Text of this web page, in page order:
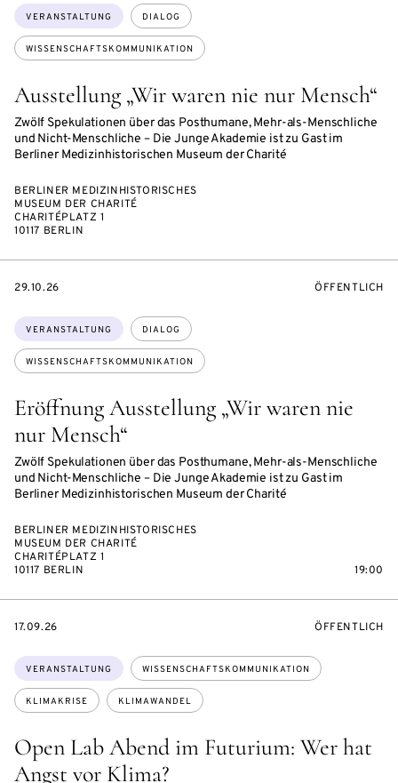
Ausstellung „Wir waren nie nur Mensch“
Zwölf Spekulationen über das Posthumane, Mehr-als-Menschliche
und Nicht-Menschliche – Die Junge Akademie ist zu Gast im
Berliner Medizinhistorischen Museum der Charité
Themen:
VERANSTALTUNG DIALOG
WISSENSCHAFTSKOMMUNIKATION
BERLINER MEDIZINHISTORISCHES
MUSEUM DER CHARITÉ
CHARITÉPLATZ 1
10117 BERLIN
Eröffnung Ausstellung „Wir waren nie
nur Mensch“
Zwölf Spekulationen über das Posthumane, Mehr-als-Menschliche
und Nicht-Menschliche – Die Junge Akademie ist zu Gast im
Berliner Medizinhistorischen Museum der Charité
Themen:
VERANSTALTUNG DIALOG
WISSENSCHAFTSKOMMUNIKATION
EVENTBEGINSON
29.10.26 ÖFFENTLICH
BERLINER MEDIZINHISTORISCHES
MUSEUM DER CHARITÉ
CHARITÉPLATZ 1
10117 BERLIN
19:00
Open Lab Abend im Futurium: Wer hat
Angst vor Klima?
Themen:
VERANSTALTUNG WISSENSCHAFTSKOMMUNIKATION
KLIMAKRISE KLIMAWANDEL
EVENTBEGINSON
17.09.26 ÖFFENTLICH